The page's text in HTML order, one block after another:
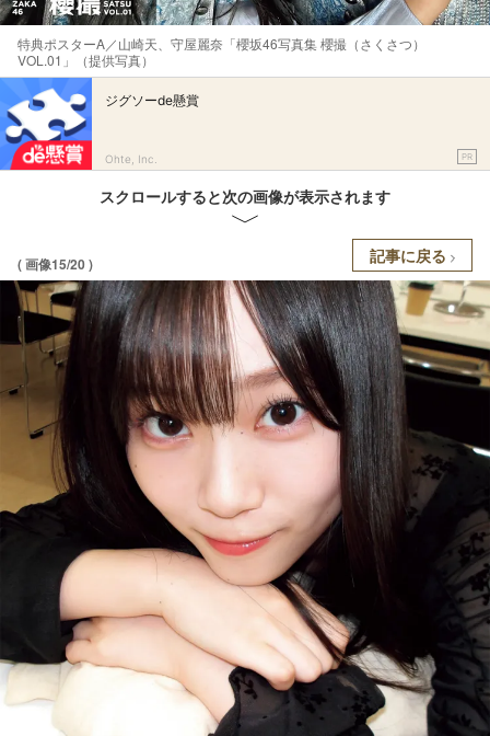
特典ポスターA／山崎天、守屋麗奈「櫻坂46写真集 櫻撮（さくさつ）
VOL.01」（提供写真）
ジグソーde懸賞
Ohte, Inc. PR
スクロールすると次の画像が表示されます
( 画像15/20 ) 記事に戻る